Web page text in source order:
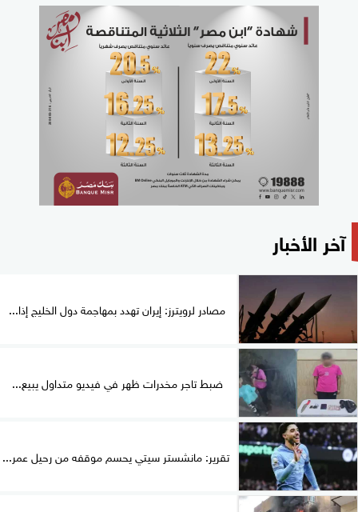
آخر الأخبار
مصادر لرويترز: إيران تهدد بمهاجمة دول الخليج إذا...
ضبط تاجر مخدرات ظهر في فيديو متداول يبيع...
تقرير: مانشستر سيتي يحسم موقفه من رحيل عمر...